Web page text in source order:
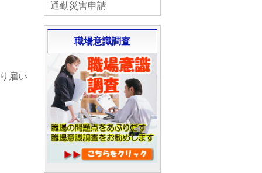
雇い
通勤災害申請
職場意識調査